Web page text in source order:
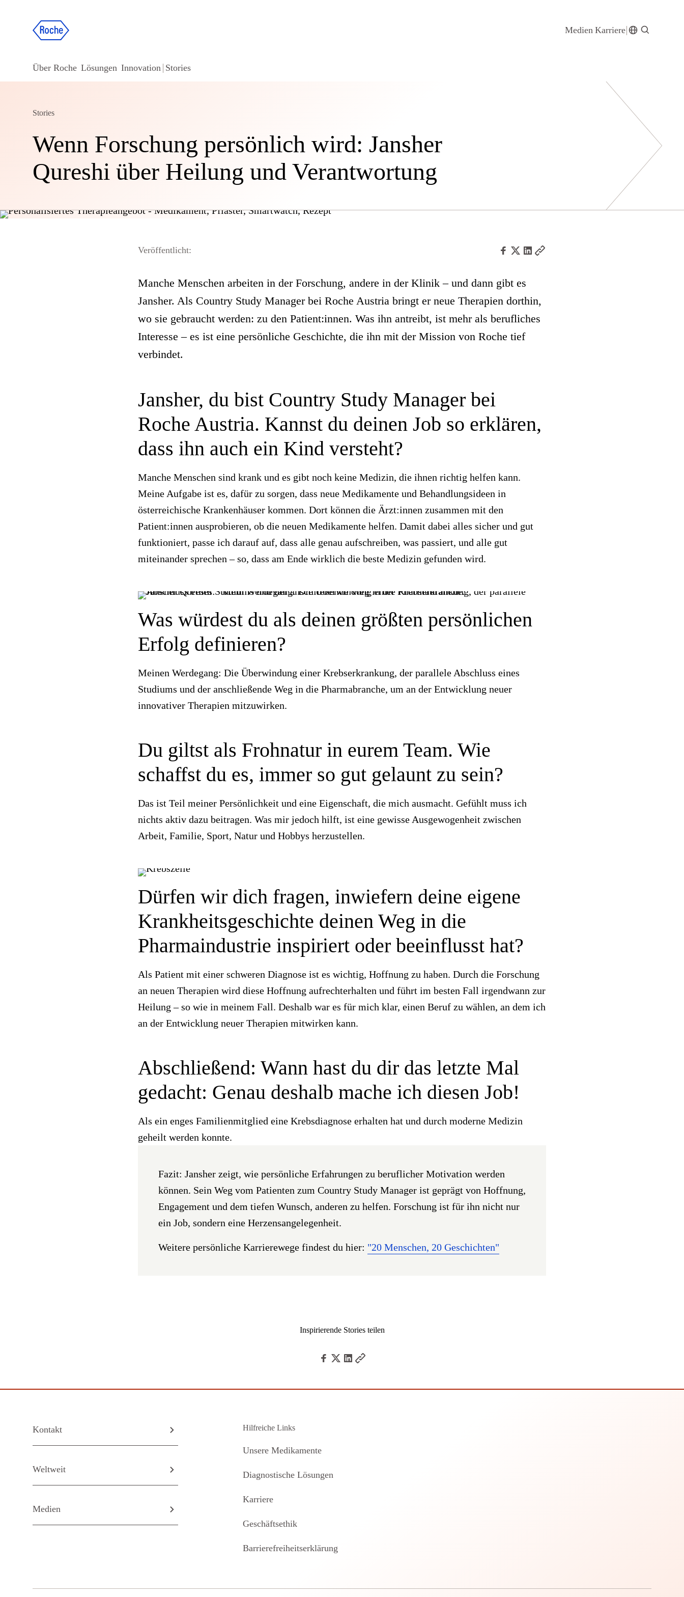
Medien Karriere
Über Roche Lösungen Innovation Stories
Stories
Wenn Forschung persönlich wird: Jansher
Qureshi über Heilung und Verantwortung
Veröffentlicht:
Manche Menschen arbeiten in der Forschung, andere in der Klinik – und dann gibt es
Jansher. Als Country Study Manager bei Roche Austria bringt er neue Therapien dorthin,
wo sie gebraucht werden: zu den Patient:innen. Was ihn antreibt, ist mehr als berufliches
Interesse – es ist eine persönliche Geschichte, die ihn mit der Mission von Roche tief
verbindet.
Jansher, du bist Country Study Manager bei
Roche Austria. Kannst du deinen Job so erklären,
dass ihn auch ein Kind versteht?
Manche Menschen sind krank und es gibt noch keine Medizin, die ihnen richtig helfen kann.
Meine Aufgabe ist es, dafür zu sorgen, dass neue Medikamente und Behandlungsideen in
österreichische Krankenhäuser kommen. Dort können die Ärzt:innen zusammen mit den
Patient:innen ausprobieren, ob die neuen Medikamente helfen. Damit dabei alles sicher und gut
funktioniert, passe ich darauf auf, dass alle genau aufschreiben, was passiert, und alle gut
miteinander sprechen – so, dass am Ende wirklich die beste Medizin gefunden wird.
Was würdest du als deinen größten persönlichen
Erfolg definieren?
Meinen Werdegang: Die Überwindung einer Krebserkrankung, der parallele Abschluss eines
Studiums und der anschließende Weg in die Pharmabranche, um an der Entwicklung neuer
innovativer Therapien mitzuwirken.
Du giltst als Frohnatur in eurem Team. Wie
schaffst du es, immer so gut gelaunt zu sein?
Das ist Teil meiner Persönlichkeit und eine Eigenschaft, die mich ausmacht. Gefühlt muss ich
nichts aktiv dazu beitragen. Was mir jedoch hilft, ist eine gewisse Ausgewogenheit zwischen
Arbeit, Familie, Sport, Natur und Hobbys herzustellen.
Dürfen wir dich fragen, inwiefern deine eigene
Krankheitsgeschichte deinen Weg in die
Pharmaindustrie inspiriert oder beeinflusst hat?
Als Patient mit einer schweren Diagnose ist es wichtig, Hoffnung zu haben. Durch die Forschung
an neuen Therapien wird diese Hoffnung aufrechterhalten und führt im besten Fall irgendwann zur
Heilung – so wie in meinem Fall. Deshalb war es für mich klar, einen Beruf zu wählen, an dem ich
an der Entwicklung neuer Therapien mitwirken kann.
Abschließend: Wann hast du dir das letzte Mal
gedacht: Genau deshalb mache ich diesen Job!
Als ein enges Familienmitglied eine Krebsdiagnose erhalten hat und durch moderne Medizin
geheilt werden konnte.
Fazit: Jansher zeigt, wie persönliche Erfahrungen zu beruflicher Motivation werden
können. Sein Weg vom Patienten zum Country Study Manager ist geprägt von Hoffnung,
Engagement und dem tiefen Wunsch, anderen zu helfen. Forschung ist für ihn nicht nur
ein Job, sondern eine Herzensangelegenheit.
Weitere persönliche Karrierewege findest du hier: "20 Menschen, 20 Geschichten"
Inspirierende Stories teilen
Kontakt
Weltweit
Medien
Hilfreiche Links
Unsere Medikamente
Diagnostische Lösungen
Karriere
Geschäftsethik
Barrierefreiheitserklärung